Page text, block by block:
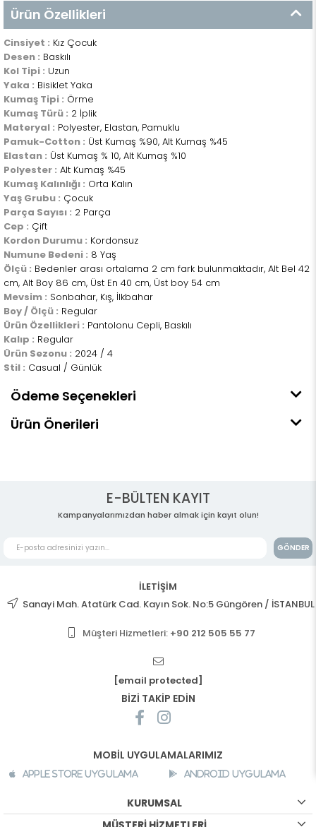
Ürün Özellikleri
Cinsiyet : Kız Çocuk
Desen : Baskılı
Kol Tipi : Uzun
Yaka : Bisiklet Yaka
Kumaş Tipi : Örme
Kumaş Türü : 2 İplik
Materyal : Polyester, Elastan, Pamuklu
Pamuk-Cotton : Üst Kumaş %90, Alt Kumaş %45
Elastan : Üst Kumaş % 10, Alt Kumaş %10
Polyester : Alt Kumaş %45
Kumaş Kalınlığı : Orta Kalın
Yaş Grubu : Çocuk
Parça Sayısı : 2 Parça
Cep : Çift
Kordon Durumu : Kordonsuz
Numune Bedeni : 8 Yaş
Ölçü : Bedenler arası ortalama 2 cm fark bulunmaktadır, Alt Bel 42
cm, Alt Boy 86 cm, Üst En 40 cm, Üst boy 54 cm
Mevsim : Sonbahar, Kış, İlkbahar
Boy / Ölçü : Regular
Ürün Özellikleri : Pantolonu Cepli, Baskılı
Kalıp : Regular
Ürün Sezonu : 2024 / 4
Stil : Casual / Günlük
Ödeme Seçenekleri
Ürün Önerileri
E-BÜLTEN KAYIT
Kampanyalarımızdan haber almak için kayıt olun!
GÖNDER
İLETİŞİM
Sanayi Mah. Atatürk Cad. Kayın Sok. No:5 Güngören / İSTANBUL
Müşteri Hizmetleri: +90 212 505 55 77
[email protected]
BİZİ TAKİP EDİN
MOBİL UYGULAMALARIMIZ
Apple Store Uygulama Android Uygulama
KURUMSAL